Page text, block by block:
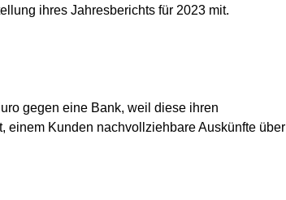
ihres Jahresberichts für 2023 mit.
gegen eine Bank, weil diese ihren
einem Kunden nachvollziehbare Auskünfte über